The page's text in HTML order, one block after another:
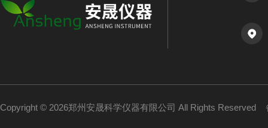
Copyright © 2026郑州安晟科学仪器有限公司 All Rights Reserved